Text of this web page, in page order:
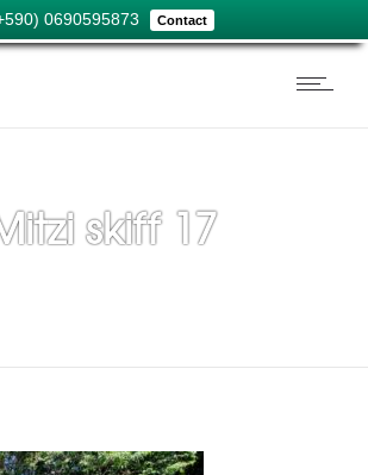
0690595873 Contact
skiff 17